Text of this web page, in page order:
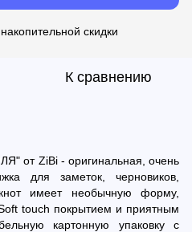
скидки
К сравнению
от ZiBi - оригинальная, очень
для заметок, черновиков,
имеет необычную форму,
touch покрытием и приятным
картонную упаковку с